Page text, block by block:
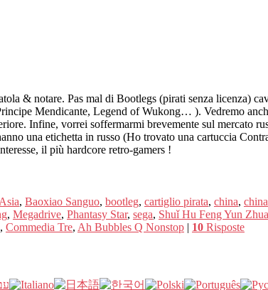
& notare. Pas mal di Bootlegs (pirati senza licenza)
Mendicante, Legend of Wukong… ). Vedremo
Infine, vorrei soffermarmi brevemente sul mercato
una etichetta in russo (Ho trovato una cartuccia
il più hardcore retro-gamers !
Asia, Baoxiao Sanguo, bootleg, cartiglio pirata, china, china
, Megadrive, Phantasy Star, sega, Shuǐ Hu Feng Yun
, Commedia Tre, Ah Bubbles Q Nonstop | 10 Risposte